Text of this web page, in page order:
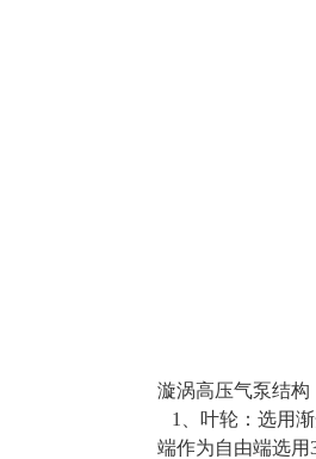
漩涡高压气泵结构
1、叶轮：选用
端作为自由端选用